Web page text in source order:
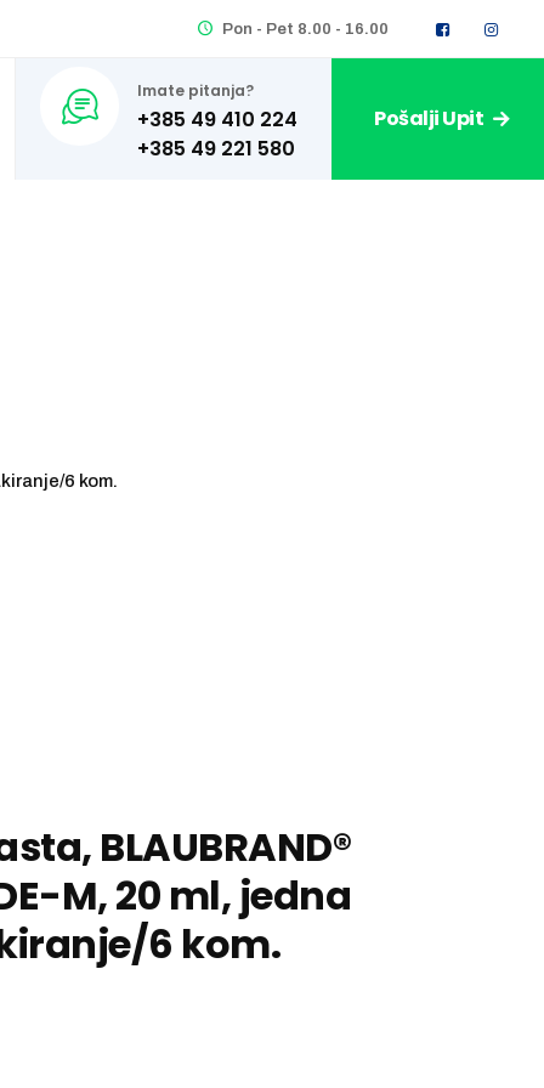
Pon - Pet 8.00 - 16.00
Imate pitanja?
+385 49 410 224 Pošalji Upit
6 kom.
BLAUBRAND®
M, 20 ml, jedna
6 kom.